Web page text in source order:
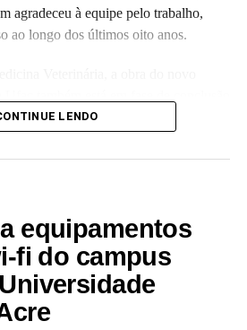
agradeceu à equipe pelo trabalho,
ao longo dos últimos oito anos.
LENDO
equipamentos
fi do campus